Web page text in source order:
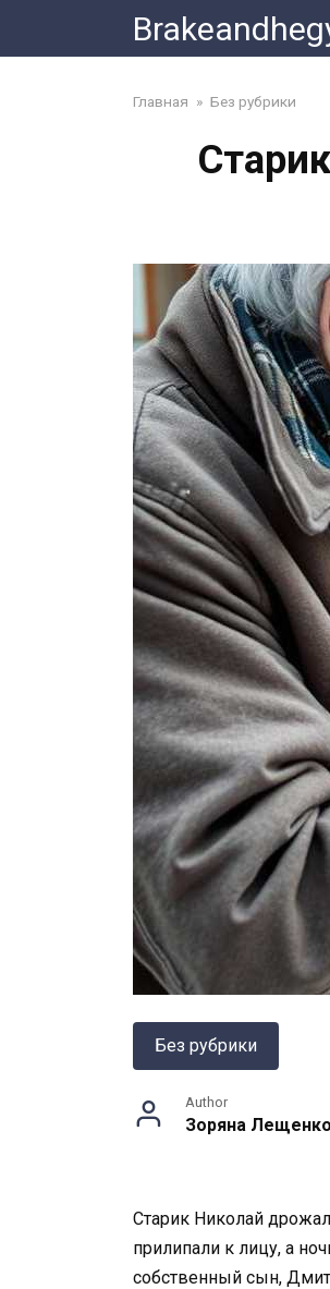
content
Главная » Без рубрики
Без рубрики
Author
Зоряна Лещенко
Старик Николай
прилипали к лицу, а
собственный сын,